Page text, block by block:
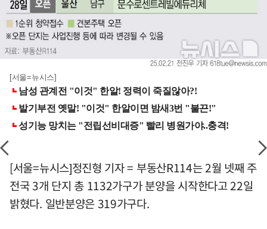
[서울=뉴시스]
[서울=뉴시스]정진형 기자 = 부동산R114는 2월 넷째 주
전국 3개 단지 총 1132가구가 분양을 시작한다고 22일
밝혔다. 일반분양은 319가구다.